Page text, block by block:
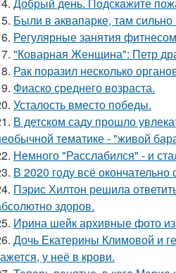
Были в аквапарке, там
Регулярные занятия
"Коварная Женщина": Петр
Рак поразил несколько
Фиаско среднего возраста.
Усталость вместо победы.
В детском саду прошло
тематике - "живой
Немного "Расслабился" - и
В 2020 году всё
Пэрис Хилтон решила
здоров.
Ирина шейк архивные фото
Дочь Екатерины Климовой и
у неё в крови.